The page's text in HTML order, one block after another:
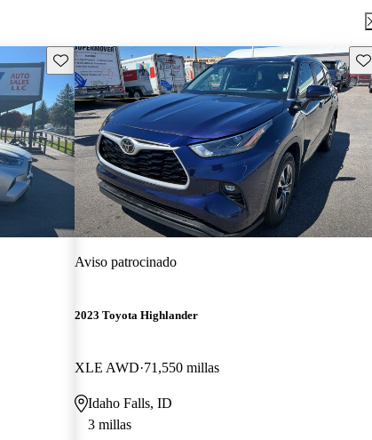
Guarda este Aviso
Aviso patrocinado
2023 Toyota Highlander
XLE AWD 71,550 millas
Idaho Falls, ID
3 millas